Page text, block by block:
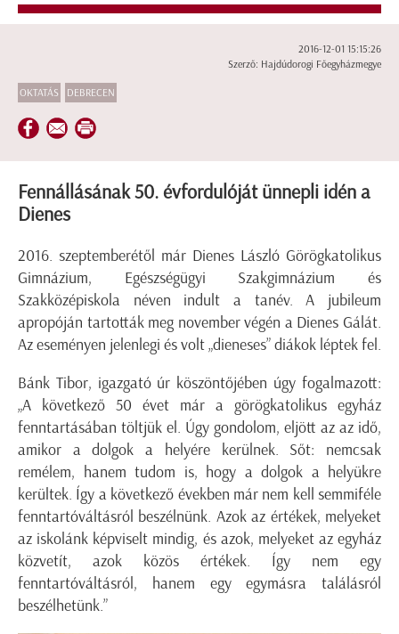
2016-12-01 15:15:26
Szerző: Hajdúdorogi Főegyházmegye
OKTATÁS DEBRECEN
Fennállásának 50. évfordulóját ünnepli idén a
Dienes
2016. szeptemberétől már Dienes László Görögkatolikus
Gimnázium, Egészségügyi Szakgimnázium és
Szakközépiskola néven indult a tanév. A jubileum
apropóján tartották meg november végén a Dienes Gálát.
Az eseményen jelenlegi és volt „dieneses” diákok léptek fel.
Bánk Tibor, igazgató úr köszöntőjében úgy fogalmazott:
„A következő 50 évet már a görögkatolikus egyház
fenntartásában töltjük el. Úgy gondolom, eljött az az idő,
amikor a dolgok a helyére kerülnek. Sőt: nemcsak
remélem, hanem tudom is, hogy a dolgok a helyükre
kerültek. Így a következő években már nem kell semmiféle
fenntartóváltásról beszélnünk. Azok az értékek, melyeket
az iskolánk képviselt mindig, és azok, melyeket az egyház
közvetít, azok közös értékek. Így nem egy
fenntartóváltásról, hanem egy egymásra találásról
beszélhetünk.”